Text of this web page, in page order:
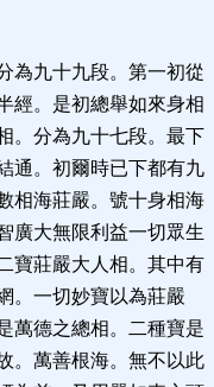
為九十九段。第一初從
經。是初總舉如來身相
。分為九十七段。最下
通。初爾時已下都有九
相海莊嚴。號十身相海
廣大無限利益一切眾生
寶莊嚴大人相。其中有
。一切妙寶以為莊嚴
萬德之總相。二種寶是
。萬善根海。無不以此